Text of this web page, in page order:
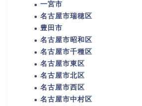
一宮市
名古屋市瑞穂区
豊田市
名古屋市昭和区
名古屋市千種区
名古屋市東区
名古屋市北区
名古屋市西区
名古屋市中村区